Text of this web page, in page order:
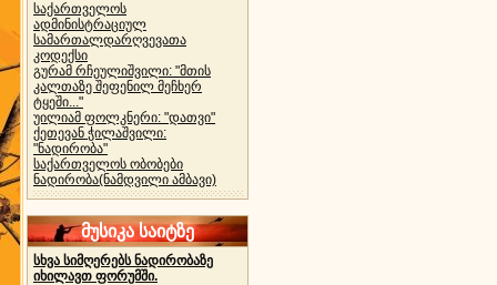
საქართველოს
ადმინისტრაციულ
სამართალდარღვევათა
კოდექსი
გურამ რჩეულიშვილი: "მთის
კალთაზე შეფენილ მეჩხერ
ტყეში..."
უილიამ ფოლკნერი: "დათვი"
ქეთევან ჭილაშვილი:
"ნადირობა"
საქართველოს ობობები
ნადირობა(ნამდვილი ამბავი)
მუსიკა საიტზე
სხვა სიმღერებს ნადირობაზე
იხილავთ ფორუმში.